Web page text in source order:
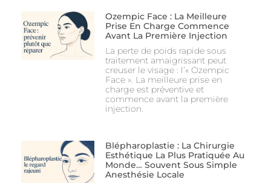
Ozempic Face : La Meilleure
Prise En Charge Commence
Avant La Première Injection
La perte de poids rapide sous
traitement amaigrissant peut
creuser le visage : l’« Ozempic
Face ». La meilleure prise en
charge est préventive et
commence avant la première
injection.
Blépharoplastie : La Chirurgie
Esthétique La Plus Pratiquée Au
Monde… Souvent Sous Simple
Anesthésie Locale